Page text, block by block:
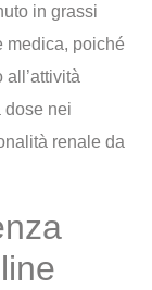
in grassi
medica, poiché
dose nei
renale da